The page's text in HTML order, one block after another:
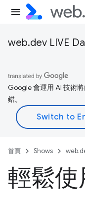
web.dev LIVE
Google 會運用 AI 技術
錯。
首頁 Shows
輕鬆